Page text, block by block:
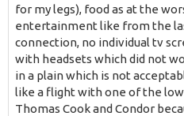
for my legs), food as at the
entertainment like from the
connection, no individual tv
with headsets which did not
in a plain which is not
like a flight with one of the
Thomas Cook and Condor